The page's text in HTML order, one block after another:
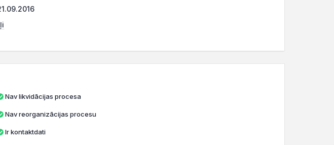
Nav likvidācijas procesa
Nav reorganizācijas procesu
Ir kontaktdati